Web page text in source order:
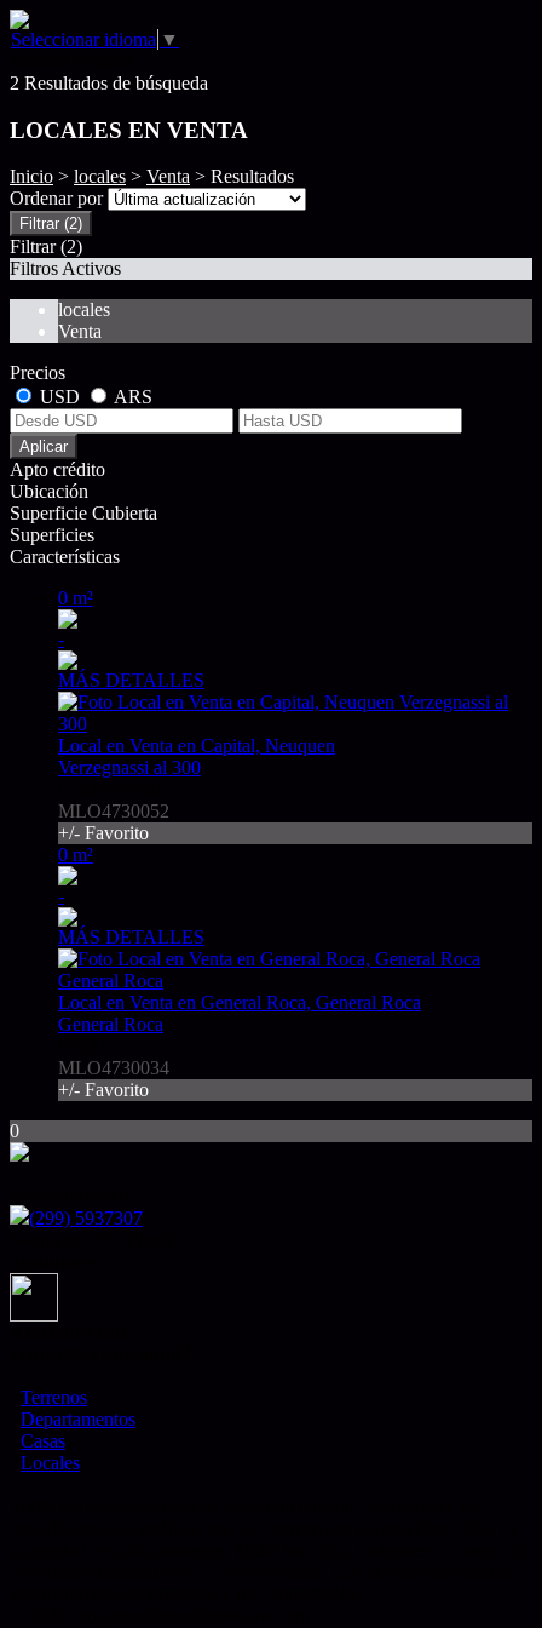
Seleccionar idioma ▼
2 Resultados de búsqueda
LOCALES EN VENTA
Inicio > locales > Venta > Resultados
Ordenar por
Filtrar (2)
Filtrar (2)
Filtros Activos
locales
Venta
Precios
USD
ARS
Aplicar
Apto crédito
Ubicación
Superficie Cubierta
Superficies
Características
0 m²
-
MÁS DETALLES
Local en Venta en Capital, Neuquen
Verzegnassi al 300
MLO4730052
+/- Favorito
0 m²
-
MÁS DETALLES
Local en Venta en General Roca, General Roca
General Roca
MLO4730034
+/- Favorito
0
(299) 5937307
Terrenos
Departamentos
Casas
Locales